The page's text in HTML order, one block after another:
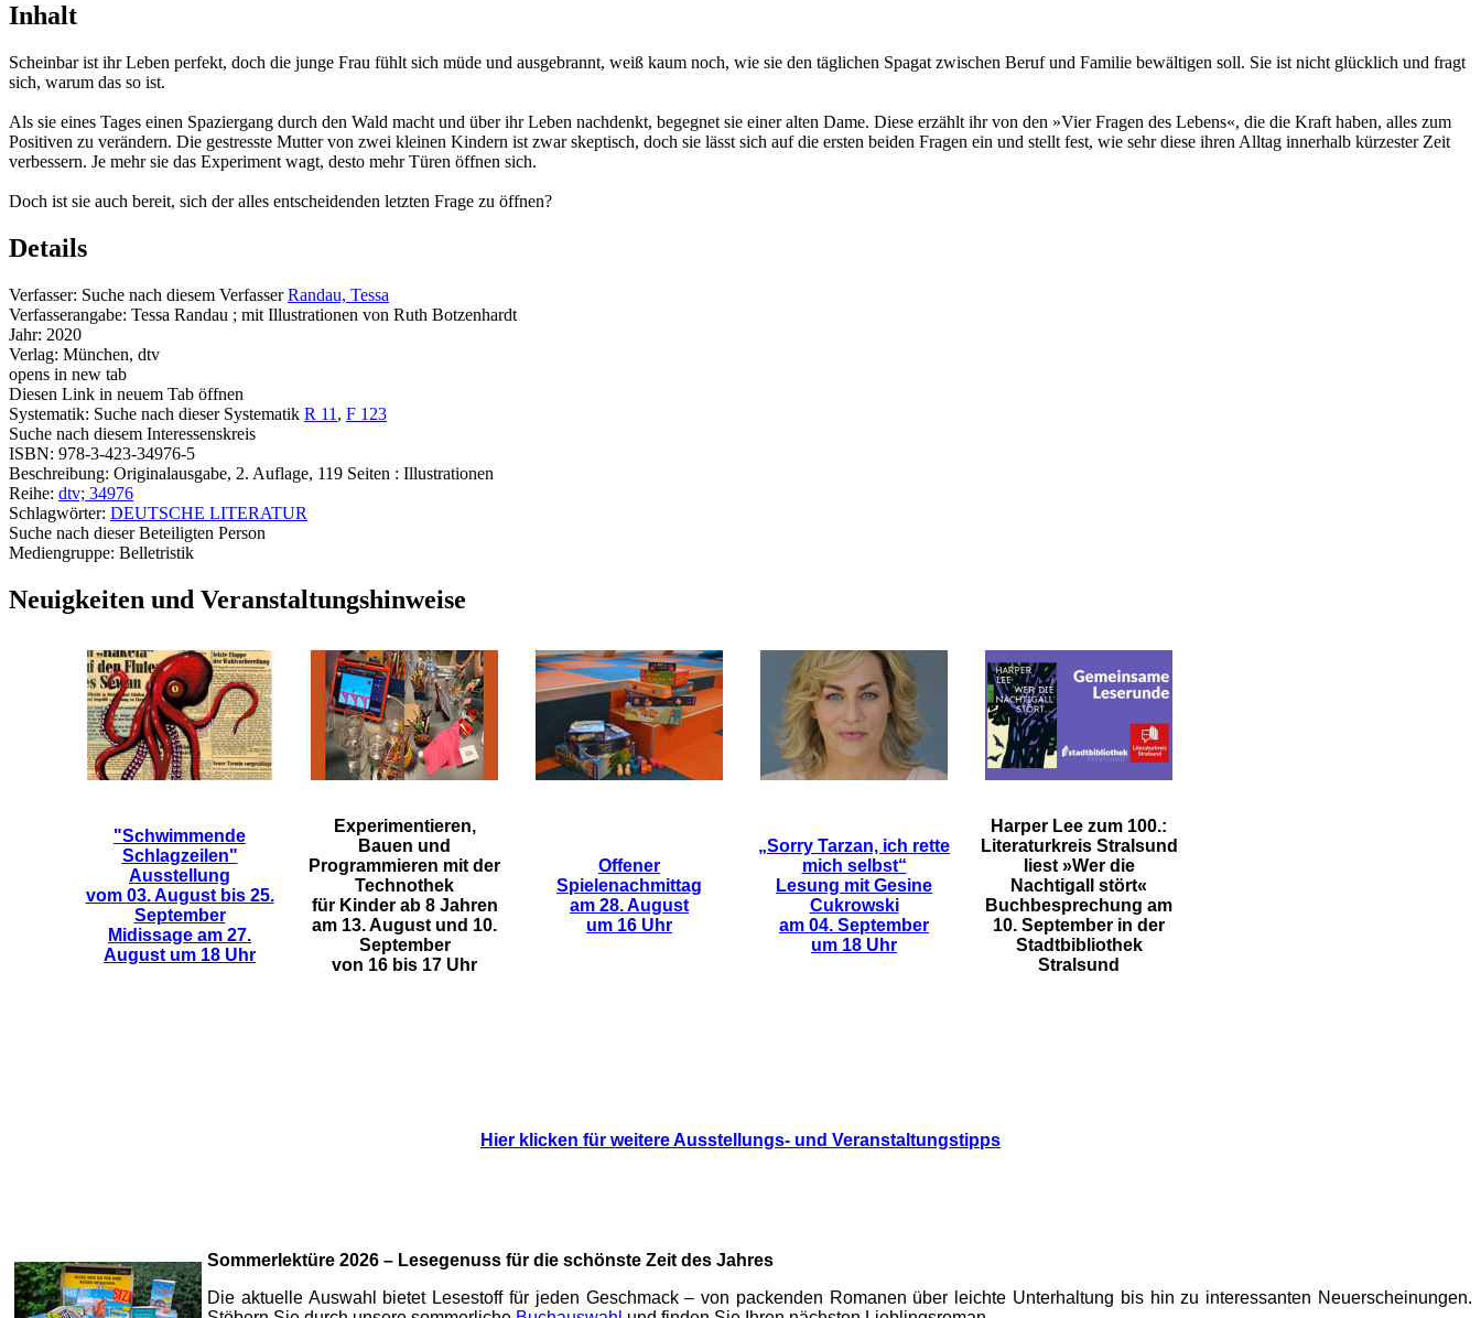
Inhalt
Scheinbar ist ihr Leben perfekt, doch die junge Frau fühlt sich müde und ausgebrannt, weiß kaum noch, wie sie den täglichen Spagat zwischen Beruf und Familie bewältigen soll. Sie ist nicht glücklich und fragt
sich, warum das so ist.
Als sie eines Tages einen Spaziergang durch den Wald macht und über ihr Leben nachdenkt, begegnet sie einer alten Dame. Diese erzählt ihr von den »Vier Fragen des Lebens«, die die Kraft haben, alles zum
Positiven zu verändern. Die gestresste Mutter von zwei kleinen Kindern ist zwar skeptisch, doch sie lässt sich auf die ersten beiden Fragen ein und stellt fest, wie sehr diese ihren Alltag innerhalb kürzester Zeit
verbessern. Je mehr sie das Experiment wagt, desto mehr Türen öffnen sich.
Doch ist sie auch bereit, sich der alles entscheidenden letzten Frage zu öffnen?
Details
Verfasser: Suche nach diesem Verfasser Randau, Tessa
Verfasserangabe: Tessa Randau ; mit Illustrationen von Ruth Botzenhardt
Jahr: 2020
Verlag: München, dtv
opens in new tab
Diesen Link in neuem Tab öffnen
Systematik: Suche nach dieser Systematik R 11 , F 123
Suche nach diesem Interessenskreis
ISBN: 978-3-423-34976-5
Beschreibung: Originalausgabe, 2. Auflage, 119 Seiten : Illustrationen
Reihe: dtv; 34976
Schlagwörter: DEUTSCHE LITERATUR
Suche nach dieser Beteiligten Person
Mediengruppe: Belletristik
Neuigkeiten und Veranstaltungshinweise
"Schwimmende
Schlagzeilen"
Ausstellung
vom 03. August bis 25.
September
Midissage am 27.
August um 18 Uhr
Experimentieren,
Bauen und
Programmieren mit der
Technothek
für Kinder ab 8 Jahren
am 13. August und 10.
September
von 16 bis 17 Uhr
Offener
Spielenachmittag
am 28. August
um 16 Uhr
„Sorry Tarzan, ich rette
mich selbst“
Lesung mit Gesine
Cukrowski
am 04. September
um 18 Uhr
Harper Lee zum 100.:
Literaturkreis Stralsund
liest »Wer die
Nachtigall stört«
Buchbesprechung am
10. September in der
Stadtbibliothek
Stralsund
Hier klicken für weitere Ausstellungs- und Veranstaltungstipps
Sommerlektüre 2026 – Lesegenuss für die schönste Zeit des Jahres
Die aktuelle Auswahl bietet Lesestoff für jeden Geschmack – von packenden Romanen über leichte Unterhaltung bis hin zu interessanten Neuerscheinungen.